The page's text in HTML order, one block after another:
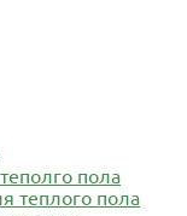
пола
теплого пола